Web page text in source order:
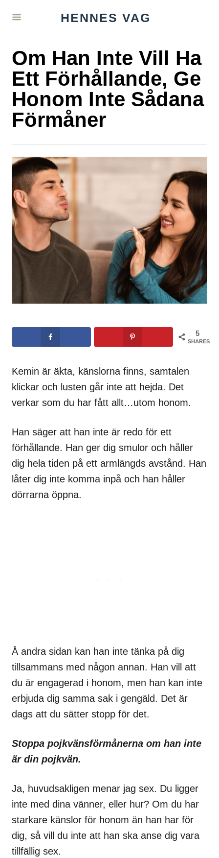
HENNES VAG
Om Han Inte Vill Ha
Ett Förhållande, Ge
Honom Inte Sådana
Förmåner
5
SHARES
Kemin är äkta, känslorna finns, samtalen
klickar och lusten går inte att hejda. Det
verkar som du har fått allt…utom honom.
Han säger att han inte är redo för ett
förhållande. Han ger dig smulor och håller
dig hela tiden på ett armlängds avstånd. Han
låter dig inte komma inpå och han håller
dörrarna öppna.
Å andra sidan kan han inte tänka på dig
tillsammans med någon annan. Han vill att
du är engagerad i honom, men han kan inte
erbjuda dig samma sak i gengäld. Det är
dags att du sätter stopp för det.
Stoppa pojkvänsförmånerna om han inte
är din pojkvän.
Ja, huvudsakligen menar jag sex. Du ligger
inte med dina vänner, eller hur? Om du har
starkare känslor för honom än han har för
dig, så vill du inte att han ska anse dig vara
tillfällig sex.